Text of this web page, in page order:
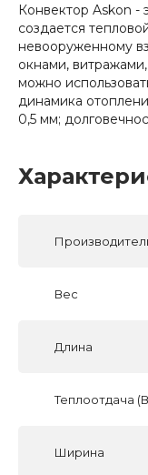
Конвектор Askon
создается
невооруженному
окнами,
можно
динамика
0,5 мм;
Вес
Длина
Теплоотдача
Ширина